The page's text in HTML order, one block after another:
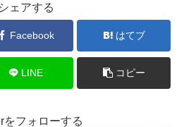
シェアする
Facebook はてブ
LINE コピー
をフォローする